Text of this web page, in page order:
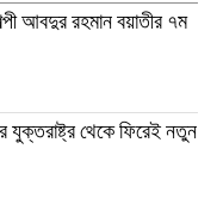
আবদুর রহমান বয়াতীর ৭ম
যুক্তরাষ্ট্র থেকে ফিরেই নতুন